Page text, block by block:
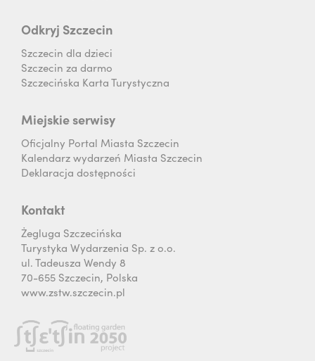
Odkryj Szczecin
Szczecin dla dzieci
Szczecin za darmo
Szczecińska Karta Turystyczna
Miejskie serwisy
Oficjalny Portal Miasta Szczecin
Kalendarz wydarzeń Miasta Szczecin
Deklaracja dostępności
Kontakt
Żegluga Szczecińska
Turystyka Wydarzenia Sp. z o.o.
ul. Tadeusza Wendy 8
70-655 Szczecin, Polska
www.zstw.szczecin.pl